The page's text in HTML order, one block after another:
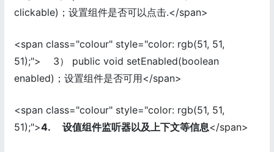
clickable)；设置组件是否可以点击.</span>
<span class="colour" style="color: rgb(51, 51,
51);"> 3） public void setEnabled(boolean
enabled)；设置组件是否可用</span>
<span class="colour" style="color: rgb(51, 51,
51);">4. 设值组件监听器以及上下文等信息</span>